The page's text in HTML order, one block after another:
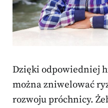
Dzięki odpowiedniej
można zniwelować
rozwoju próchnicy.